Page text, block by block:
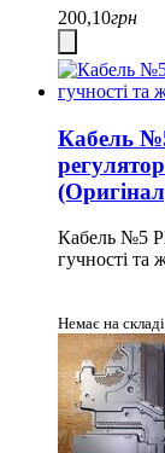
200,10грн
Кабель
Кабель №5
гучності та
Немає на складі